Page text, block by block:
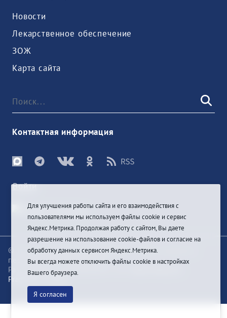
Новости
Лекарственное обеспечение
ЗОЖ
Карта сайта
Контактная информация
Войти
© При цитировании информации с сайта ссылка на
первоисточник обязательна
Разработка и техподдержка сайта
Pragmatic Studio
Для улучшения работы сайта и его взаимодействия с
пользователями мы используем файлы cookie и сервис
Яндекс.Метрика. Продолжая работу с сайтом, Вы даете
разрешение на использование cookie-файлов и согласие на
обработку данных сервисом Яндекс.Метрика.
Вы всегда можете отключить файлы cookie в настройках
Вашего браузера.
Я согласен